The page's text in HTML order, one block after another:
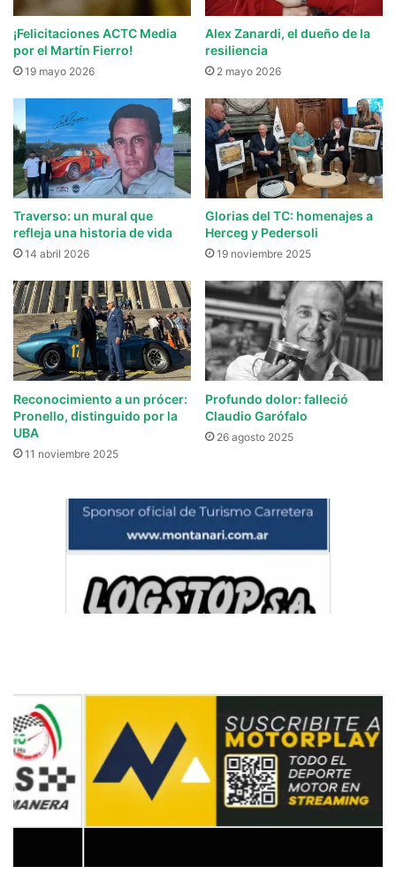
¡Felicitaciones ACTC Media
por el Martín Fierro!
19 mayo 2026
Alex Zanardi, el dueño de la
resiliencia
2 mayo 2026
Traverso: un mural que
refleja una historia de vida
14 abril 2026
Glorias del TC: homenajes a
Herceg y Pedersoli
19 noviembre 2025
Reconocimiento a un prócer:
Pronello, distinguido por la
UBA
11 noviembre 2025
Profundo dolor: falleció
Claudio Garófalo
26 agosto 2025